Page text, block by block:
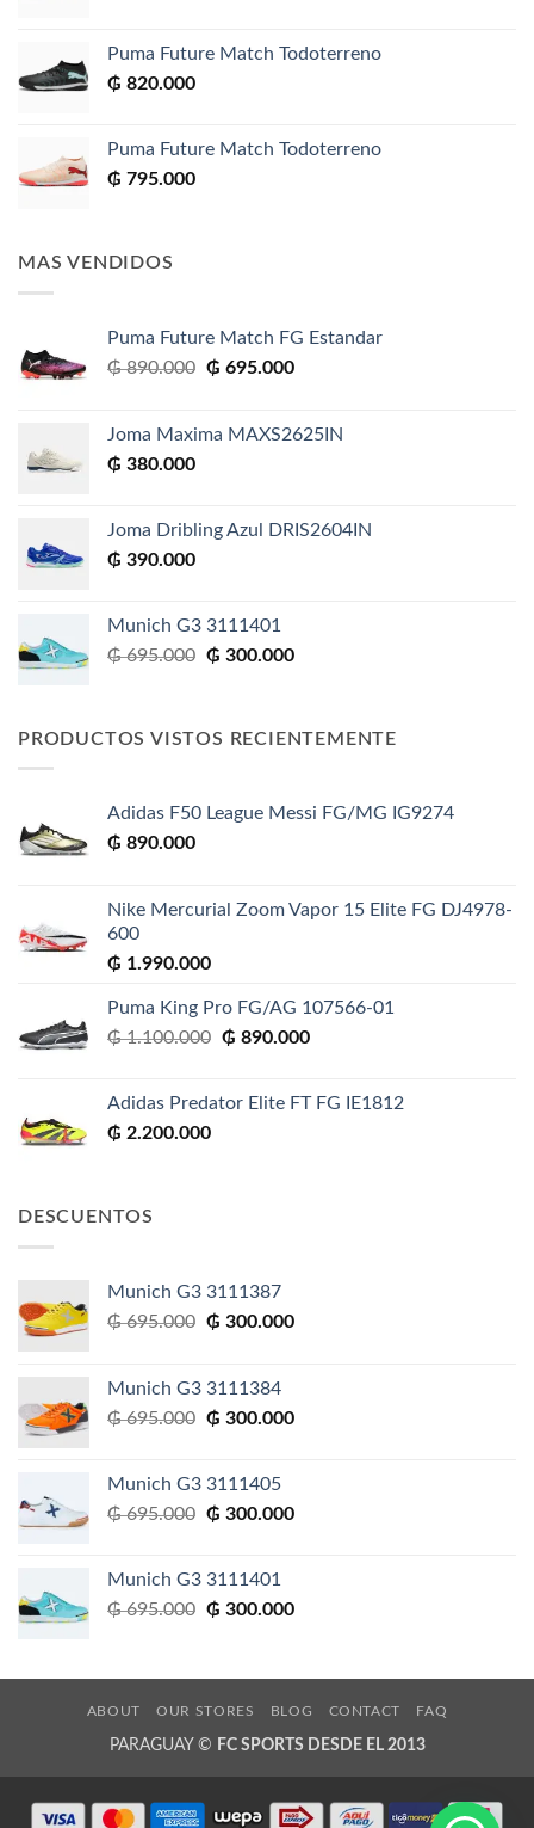
Puma Future Match Todoterreno
₲ 820.000
Puma Future Match Todoterreno
₲ 795.000
MAS VENDIDOS
Puma Future Match FG Estandar
₲890.000 El
era:
₲ 695.000El
es:
Joma Maxima MAXS2625IN
₲ 380.000
Joma Dribling Azul DRIS2604IN
₲ 390.000
Munich G3 3111401
₲695.000 El
era:
₲ 300.000El
es:
PRODUCTOS VISTOS RECIENTEMENTE
Adidas F50 League Messi FG/MG IG9274
₲ 890.000
Nike Mercurial Zoom Vapor 15 Elite FG DJ4978-
600
₲ 1.990.000
Puma King Pro FG/AG 107566-01
₲1.100.000 El
era:
₲ 890.000El
es:
Adidas Predator Elite FT FG IE1812
₲ 2.200.000
DESCUENTOS
Munich G3 3111387
₲695.000 El
era:
₲ 695.000.
₲ 300.000El
₲ 300.000.
Munich G3 3111384
₲695.000 El
era:
₲ 695.000.
₲ 300.000El
₲ 300.000.
Munich G3 3111405
₲695.000 El
era:
₲ 695.000.
₲ 300.000El
₲ 300.000.
Munich G3 3111401
₲695.000 El
era:
₲ 695.000.
₲ 300.000El
es:
₲ 300.000.
ABOUT OUR STORES BLOG CONTACT FAQ
PARAGUAY © FC SPORTS DESDE EL 2013